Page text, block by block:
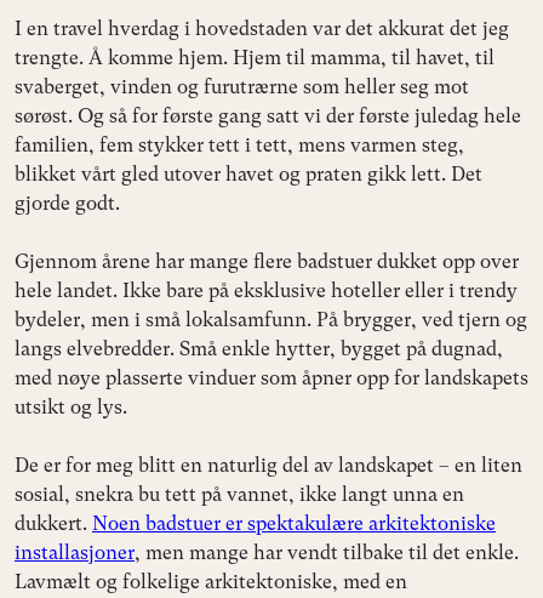
I en travel hverdag i hovedstaden var det akkurat det jeg
trengte. Å komme hjem. Hjem til mamma, til havet, til
svaberget, vinden og furutrærne som heller seg mot
sørøst. Og så for første gang satt vi der første juledag hele
familien, fem stykker tett i tett, mens varmen steg,
blikket vårt gled utover havet og praten gikk lett. Det
gjorde godt.
Gjennom årene har mange flere badstuer dukket opp over
hele landet. Ikke bare på eksklusive hoteller eller i trendy
bydeler, men i små lokalsamfunn. På brygger, ved tjern og
langs elvebredder. Små enkle hytter, bygget på dugnad,
med nøye plasserte vinduer som åpner opp for landskapets
utsikt og lys.
De er for meg blitt en naturlig del av landskapet – en liten
sosial, snekra bu tett på vannet, ikke langt unna en
dukkert. Noen badstuer er spektakulære arkitektoniske
installasjoner, men mange har vendt tilbake til det enkle.
Lavmælt og folkelige arkitektoniske, med en